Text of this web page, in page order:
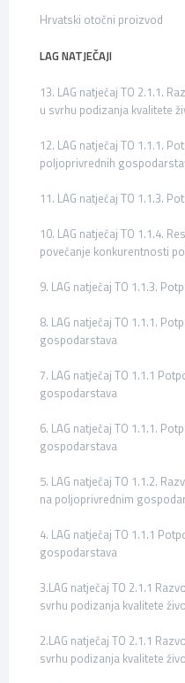
Hrvatski otočni proizvod
LAG NATJEČAJI
13. LAG natječaj TO 2.1.1.
u svrhu podizanja kvalitete
12. LAG natječaj TO 1.1.1.
poljoprivrednih
11. LAG natječaj TO 1.1.3.
10. LAG natječaj TO 1.1.4.
povećanje konkurentnosti
9. LAG natječaj TO 1.1.3.
8. LAG natječaj TO 1.1.1.
gospodarstava
7. LAG natječaj TO 1.1.1
gospodarstava
6. LAG natječaj TO 1.1.1.
gospodarstava
5. LAG natječaj TO 1.1.2.
na poljoprivrednim
4. LAG natječaj TO 1.1.1
gospodarstava
3.LAG natječaj TO 2.1.1
svrhu podizanja kvalitete
2.LAG natječaj TO 2.1.1
svrhu podizanja kvalitete